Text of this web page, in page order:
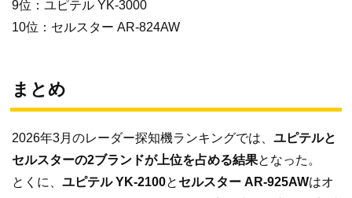
9位：ユピテル YK-3000
10位：セルスター AR-824AW
まとめ
2026年3月のレーダー探知機ランキングでは、 ユピテルと
セルスターの2ブランドが上位を占める結果となった。
とくに、 ユピテル YK-2100と セルスター AR-925AWはオ